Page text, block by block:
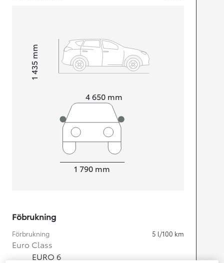
4 650 mm
Height1 435
mm
1 790 mm
Föbrukning
Förbrukning 5 l/100 km
Euro Class
EURO 6